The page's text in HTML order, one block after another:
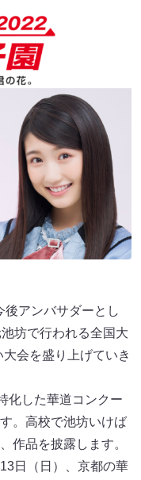
後アンバサダーとし
坊で行われる全国大
会を盛り上げていき
化した華道コンクー
。高校で池坊いけば
作品を披露します。
日（日）、京都の華